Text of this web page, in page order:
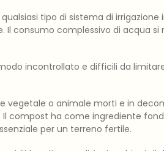
tipo di sistema di irrigazione
Il consumo complessivo di acqua
incontrollato e difficili da
vegetale o animale morti e in
compost ha come ingrediente
per un terreno fertile.